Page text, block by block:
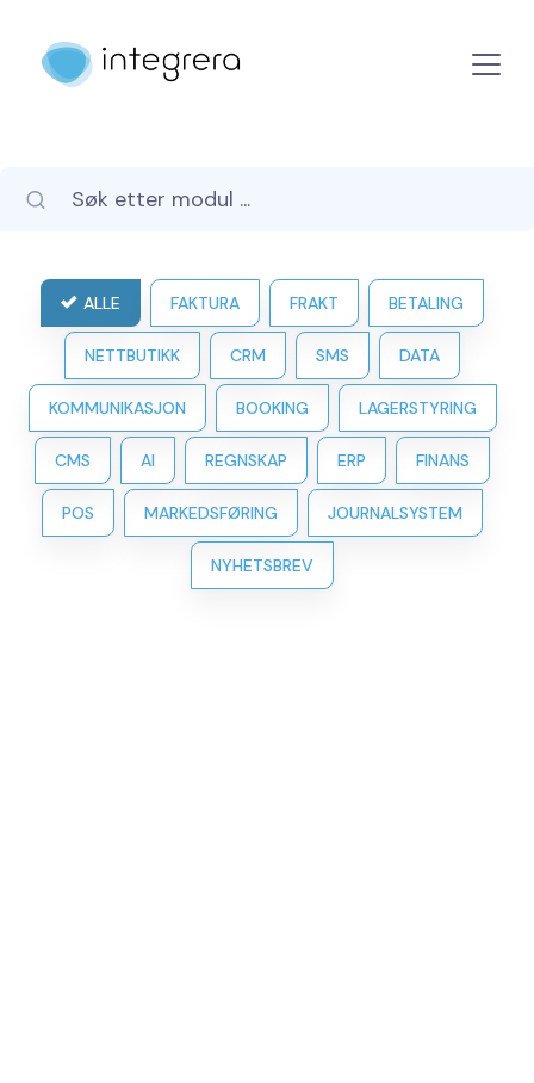
ALLE FAKTURA FRAKT BETALING
NETTBUTIKK CRM SMS DATA
KOMMUNIKASJON BOOKING LAGERSTYRING
CMS AI REGNSKAP ERP FINANS
POS MARKEDSFØRING JOURNALSYSTEM
NYHETSBREV